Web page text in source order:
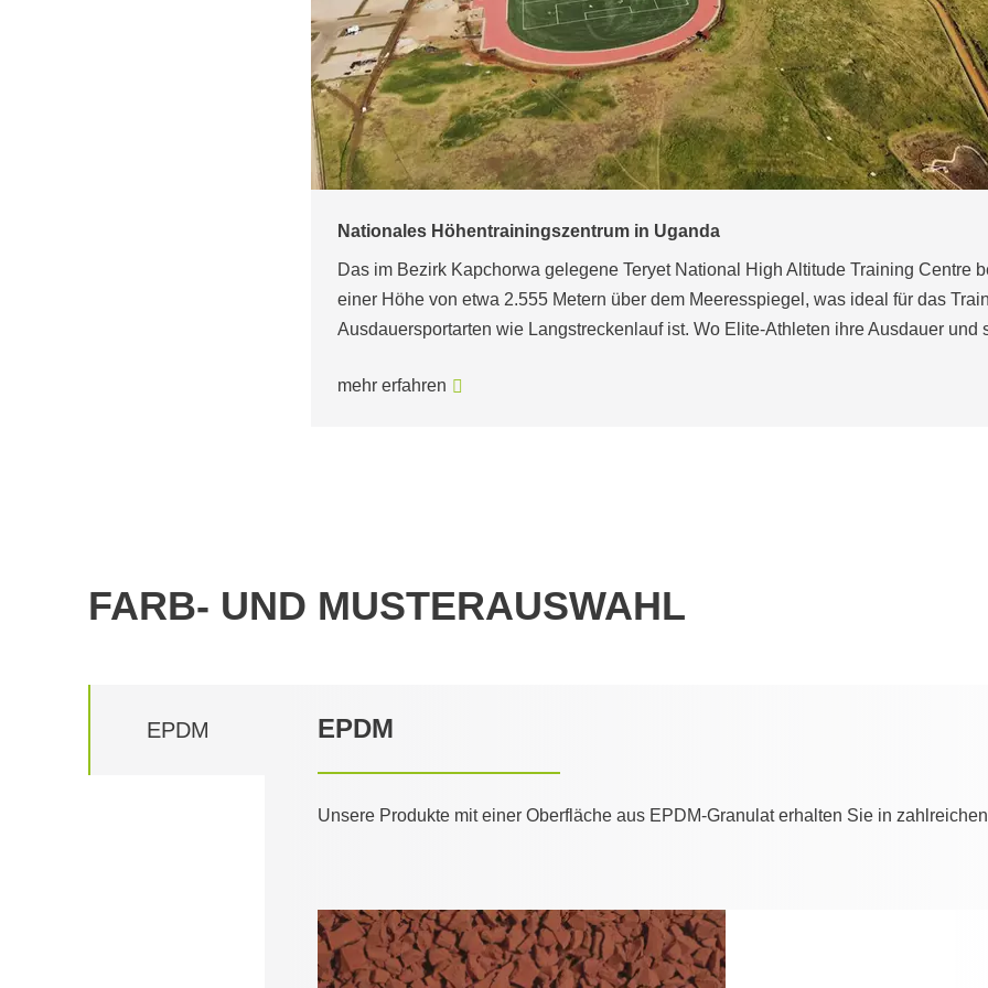
Höhentrainingszentrum in Iten, Kenia
400 m Trainingslaufbahn mit REGUPOL champion AGM im Höhentrainingszentrum
Lornah Kiplagat in Iten, Kenia.
FARB- UND MUSTERAUSWAHL
EPDM EPDM
Unsere Produkte mit einer Oberfläche aus EPDM-Granulat erhalten Sie in